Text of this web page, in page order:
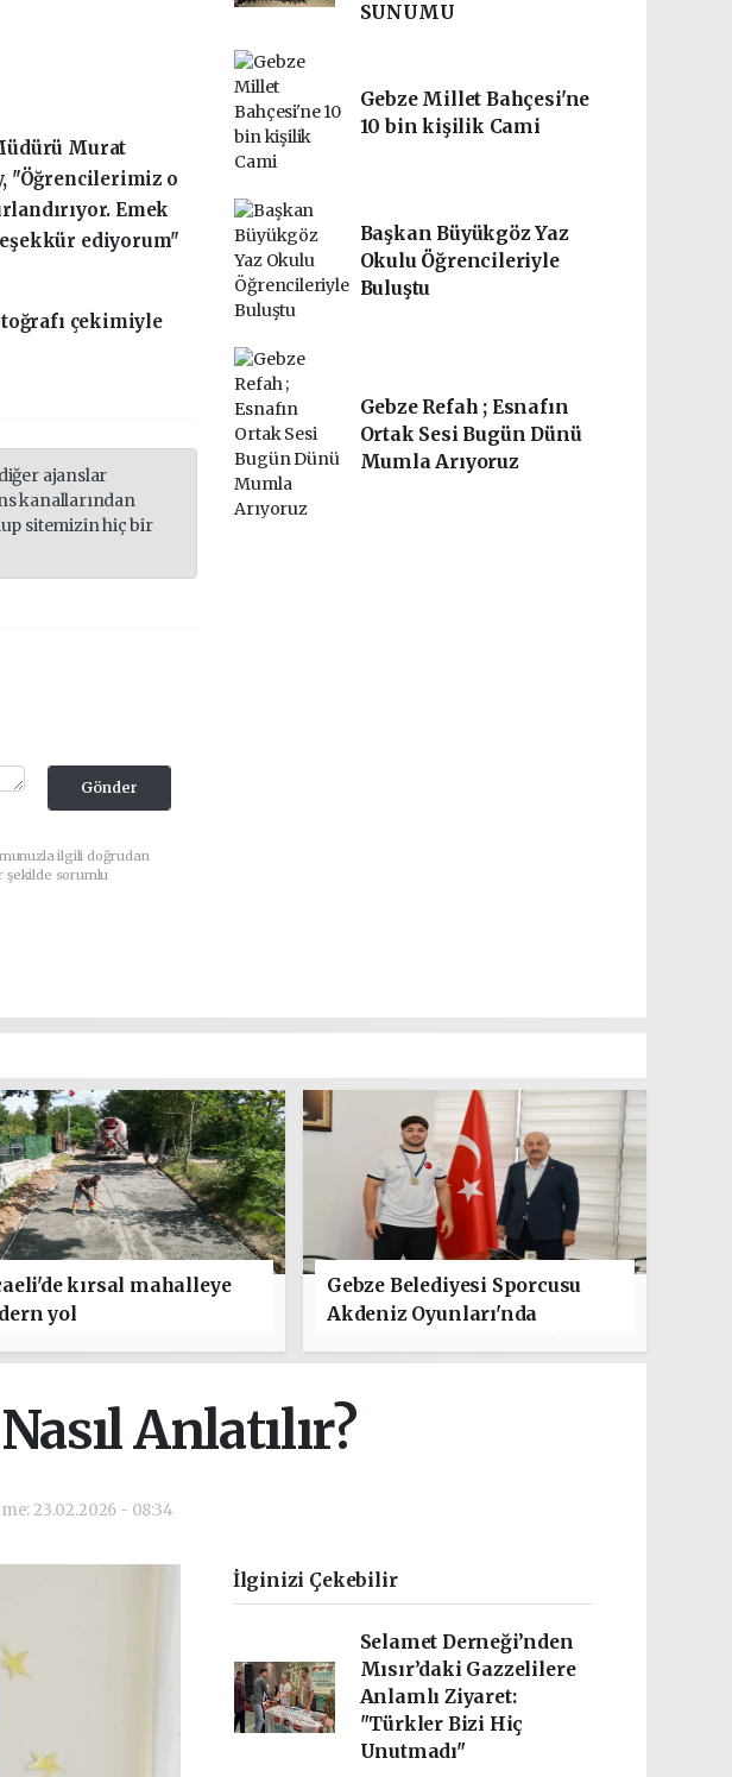
Murat
"Öğrencilerimiz o
Emek
ediyorum"
çekimiyle
ajanslar
kanallarından
sitemizin hiç bir
Gönder
ilgili doğrudan
şekilde sorumlu
SUNUMU
Gebze Millet Bahçesi'ne
10 bin kişilik Cami
Başkan Büyükgöz Yaz
Okulu Öğrencileriyle
Buluştu
Gebze Refah ; Esnafın
Ortak Sesi Bugün Dünü
Mumla Arıyoruz
kırsal mahalleye
yol
Gebze Belediyesi Sporcusu
Akdeniz Oyunları'nda
Anlatılır?
23.02.2026 - 08:34
İlginizi Çekebilir
Selamet Derneği’nden
Mısır’daki Gazzelilere
Anlamlı Ziyaret:
"Türkler Bizi Hiç
Unutmadı"